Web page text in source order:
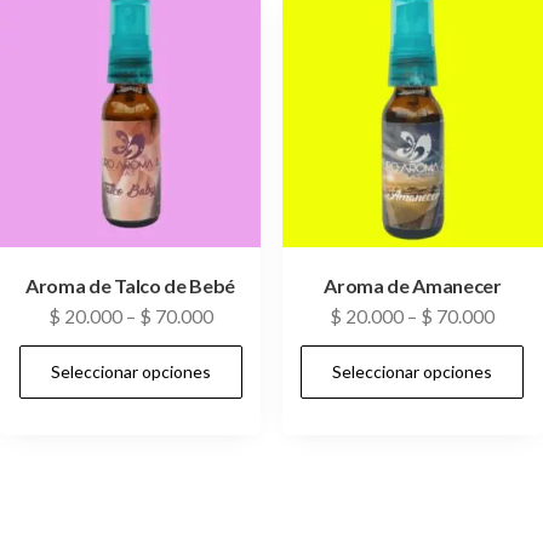
Aroma de Talco de Bebé
$ 20.000– $ 70.000
Seleccionar opciones
Aroma de Amanecer
$ 20.000 – $ 70.000
Seleccionar opciones